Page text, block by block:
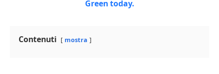
Contenuti mostra